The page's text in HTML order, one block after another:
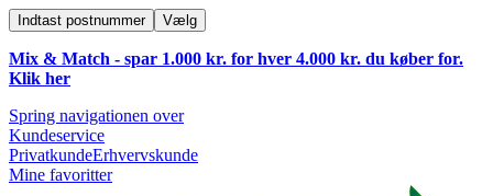
Indtast postnummer Vælg
Mix & Match - spar 1.000 kr. for hver 4.000 kr. du køber for.
Klik her
Spring navigationen over
Kundeservice
PrivatkundeErhvervskunde
Mine favoritter